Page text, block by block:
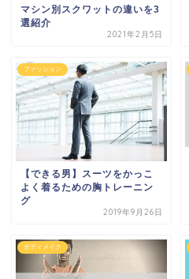
マシン別スクワットの違いを3
選紹介
2021年2月5日
ファッション
【できる男】スーツをかっこ
よく着るための胸トレーニン
グ
2019年9月26日
ボディメイク